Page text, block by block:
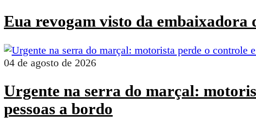
Eua revogam visto da embaixadora
04 de agosto de 2026
Urgente na serra do marçal:
pessoas a bordo